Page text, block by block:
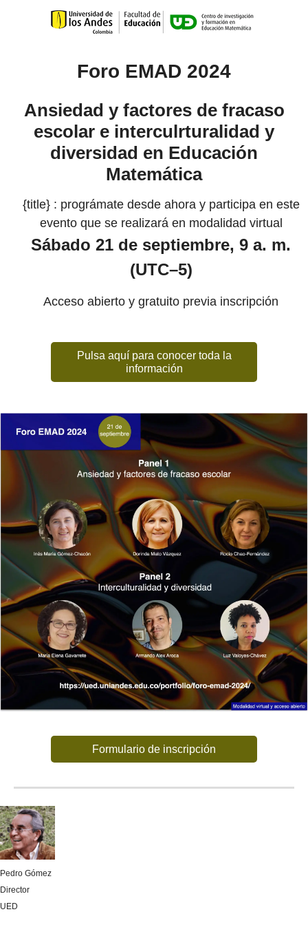
Foro EMAD 2024
Ansiedad y factores de fracaso
escolar e interculrturalidad y
diversidad en Educación
Matemática
{title} : prográmate desde ahora y participa en este
evento que se realizará en modalidad virtual
Sábado 21 de septiembre, 9 a. m.
(UTC–5)
Acceso abierto y gratuito previa inscripción
Pulsa aquí para conocer toda la
información
Formulario de inscripción
Pedro Gómez
Director
UED